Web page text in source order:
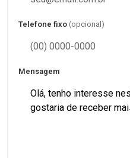
Telefone fixo (opcional)
Mensagem